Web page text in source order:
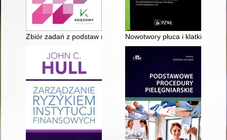
Zbiór zadań z podstaw rachunkowości z elementami prawa
Nowotwory płuca i klatki